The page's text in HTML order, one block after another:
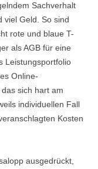
Sachverhalt
viel Geld. So sind
rote und blaue T-
als AGB für eine
Leistungsportfolio
Online-
sich hart am
individuellen Fall
Kosten
ausgedrückt,